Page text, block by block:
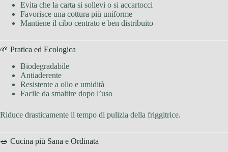
Evita che la carta si sollevi o si accartocci
Favorisce una cottura più uniforme
Mantiene il cibo centrato e ben distribuito
🌱 Pratica ed Ecologica
Biodegradabile
Antiaderente
Resistente a olio e umidità
Facile da smaltire dopo l’uso
Riduce drasticamente il tempo di pulizia della friggitrice.
🥗 Cucina più Sana e Ordinata